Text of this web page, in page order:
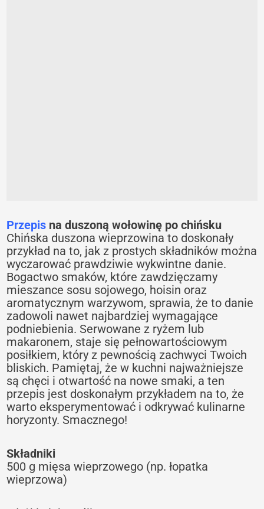
Przepis na duszoną wołowinę po chińsku
Chińska duszona wieprzowina to doskonały
przykład na to, jak z prostych składników można
wyczarować prawdziwie wykwintne danie.
Bogactwo smaków, które zawdzięczamy
mieszance sosu sojowego, hoisin oraz
aromatycznym warzywom, sprawia, że to danie
zadowoli nawet najbardziej wymagające
podniebienia. Serwowane z ryżem lub
makaronem, staje się pełnowartościowym
posiłkiem, który z pewnością zachwyci Twoich
bliskich. Pamiętaj, że w kuchni najważniejsze
są chęci i otwartość na nowe smaki, a ten
przepis jest doskonałym przykładem na to, że
warto eksperymentować i odkrywać kulinarne
horyzonty. Smacznego!
Składniki
500 g mięsa wieprzowego (np. łopatka
wieprzowa)